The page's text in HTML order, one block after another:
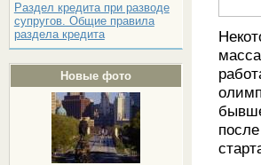
Раздел кредита при разводе
супругов. Общие правила
раздела кредита
Новые фото